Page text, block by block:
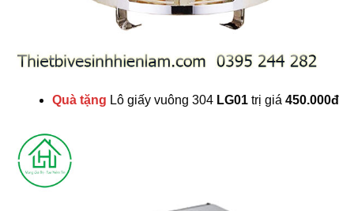
Quà tặng Lô giấy vuông 304 LG01trị giá 450.000đ